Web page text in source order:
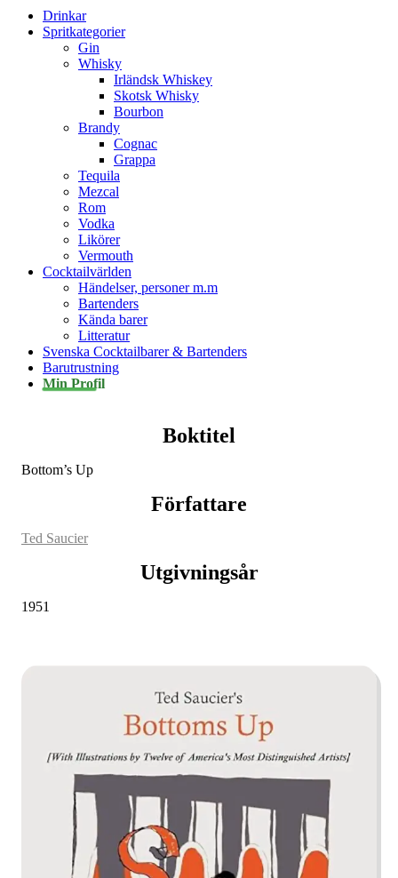
Drinkar
Spritkategorier
Gin
Whisky
Irländsk Whiskey
Skotsk Whisky
Bourbon
Brandy
Cognac
Grappa
Tequila
Mezcal
Rom
Vodka
Likörer
Vermouth
Cocktailvärlden
Händelser, personer m.m
Bartenders
Kända barer
Litteratur
Svenska Cocktailbarer & Bartenders
Barutrustning
Min Profil
Boktitel
Bottom’s Up
Författare
Ted Saucier
Utgivningsår
1951